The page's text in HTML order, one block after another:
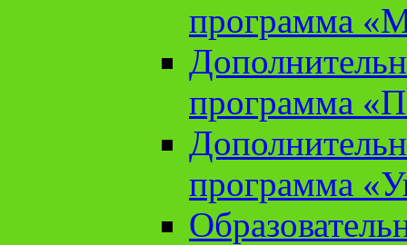
программа
программа
программа